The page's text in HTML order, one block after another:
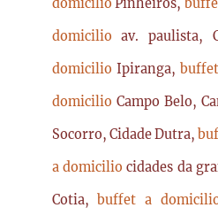
domicilioPinheiros,
domicilioav. paulista,
domicilio Ipiranga,
domicilio Campo Belo,
Socorro, Cidade Dutra,
a domiciliocidades da
Cotia,buffet a